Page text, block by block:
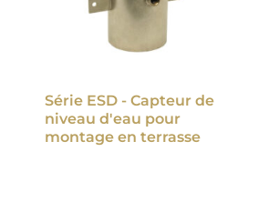
Série ESD - Capteur de
niveau d'eau pour
montage en terrasse